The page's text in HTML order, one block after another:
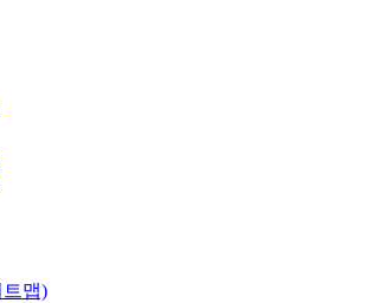
맵)